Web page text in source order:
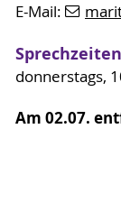
E-Mail:
Sprechzeiten
donnerstags,
Am 02.07.